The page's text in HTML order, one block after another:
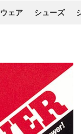
ウェア シューズ